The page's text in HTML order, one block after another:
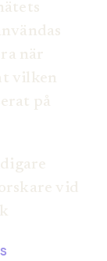
när
vilken
på
vid